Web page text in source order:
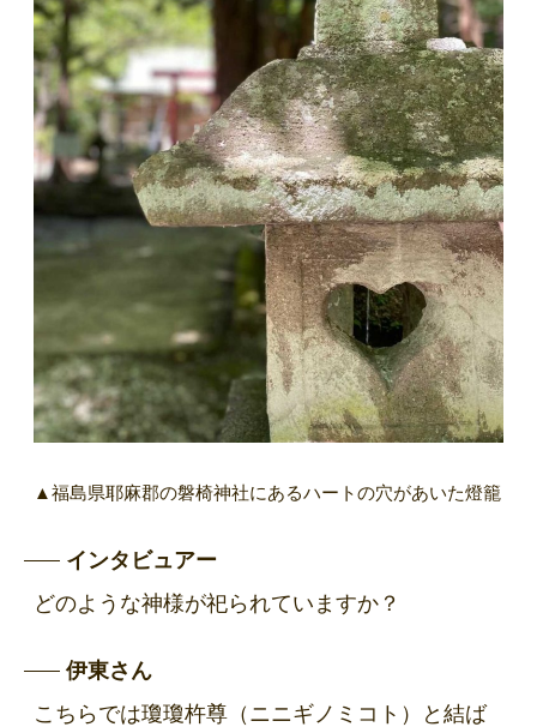
▲福島県耶麻郡の磐椅神社にあるハートの穴があいた燈籠
インタビュアー
どのような神様が祀られていますか？
伊東さん
こちらでは瓊瓊杵尊（ニニギノミコト）と結ば